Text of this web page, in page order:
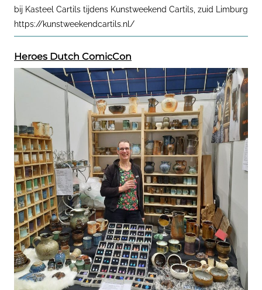
bij Kasteel Cartils tijdens Kunstweekend Cartils, zuid Limburg
https://kunstweekendcartils.nl/
Heroes Dutch ComicCon